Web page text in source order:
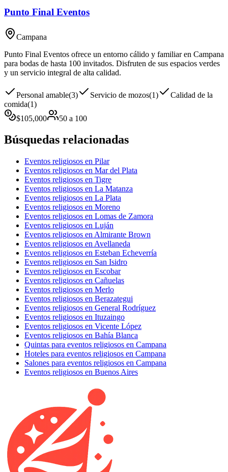
Punto Final Eventos
Campana
Punto Final Eventos ofrece un entorno cálido y familiar en Campana
para bodas de hasta 100 invitados. Disfruten de sus espacios verdes
y un servicio integral de alta calidad.
Personal amable(3) Servicio de mozos(1)
Calidad de la
comida(1)
$105,000 50 a 100
Búsquedas relacionadas
Eventos religiosos en Pilar
Eventos religiosos en Mar del Plata
Eventos religiosos en Tigre
Eventos religiosos en La Matanza
Eventos religiosos en La Plata
Eventos religiosos en Moreno
Eventos religiosos en Lomas de Zamora
Eventos religiosos en Luján
Eventos religiosos en Almirante Brown
Eventos religiosos en Avellaneda
Eventos religiosos en Esteban Echeverría
Eventos religiosos en San Isidro
Eventos religiosos en Escobar
Eventos religiosos en Cañuelas
Eventos religiosos en Merlo
Eventos religiosos en Berazategui
Eventos religiosos en General Rodríguez
Eventos religiosos en Ituzaingo
Eventos religiosos en Vicente López
Eventos religiosos en Bahía Blanca
Quintas para eventos religiosos en Campana
Hoteles para eventos religiosos en Campana
Salones para eventos religiosos en Campana
Eventos religiosos en Buenos Aires